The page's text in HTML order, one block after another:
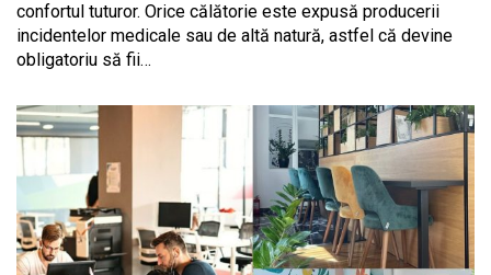
confortul tuturor. Orice călătorie este expusă producerii
incidentelor medicale sau de altă natură, astfel că devine
obligatoriu să fii…